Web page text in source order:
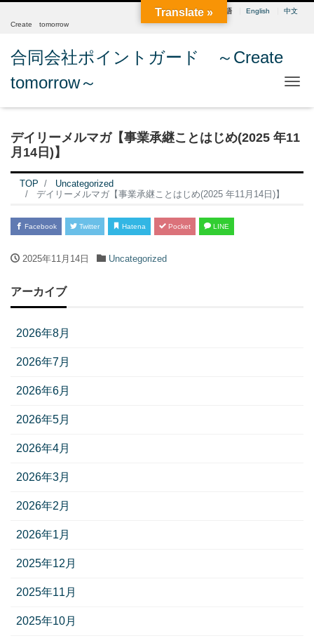
日本語 English
中文
Create tomorrow
合同会社ポイントガード ～Create
tomorrow～
デイリーメルマガ【事業承継ことはじめ(2025 年11
月14日)】
TOP
Uncategorized
デイリーメルマガ【事業承継ことはじめ(2025 年11月14日)】
Facebook Twitter Hatena Pocket LINE
2025年11月14日 Uncategorized
アーカイブ
2026年8月
2026年7月
2026年6月
2026年5月
2026年4月
2026年3月
2026年2月
2026年1月
2025年12月
2025年11月
2025年10月
Translate »